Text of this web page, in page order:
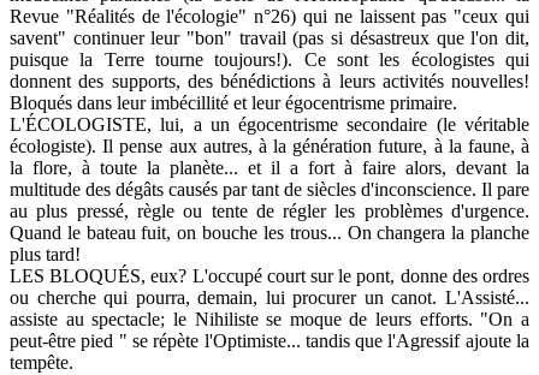
Revue "Réalités de l'écologie" n°26) qui ne laissent pas "ceux qui
savent" continuer leur "bon" travail (pas si désastreux que l'on dit,
puisque la Terre tourne toujours!). Ce sont les écologistes qui
donnent des supports, des bénédictions à leurs activités nouvelles!
Bloqués dans leur imbécillité et leur égocentrisme primaire.
L'ÉCOLOGISTE, lui, a un égocentrisme secondaire (le véritable
écologiste). Il pense aux autres, à la génération future, à la faune, à
la flore, à toute la planète... et il a fort à faire alors, devant la
multitude des dégâts causés par tant de siècles d'inconscience. Il pare
au plus pressé, règle ou tente de régler les problèmes d'urgence.
Quand le bateau fuit, on bouche les trous... On changera la planche
plus tard!
LES BLOQUÉS, eux? L'occupé court sur le pont, donne des ordres
ou cherche qui pourra, demain, lui procurer un canot. L'Assisté...
assiste au spectacle; le Nihiliste se moque de leurs efforts. "On a
peut-être pied " se répète l'Optimiste... tandis que l'Agressif ajoute la
tempête.